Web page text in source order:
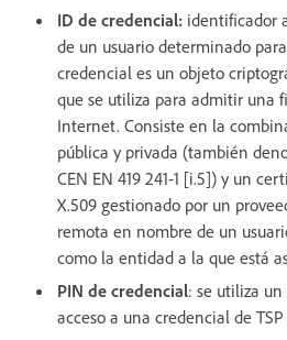
ID de credencial: identificador
de un usuario determinado
credencial es un objeto
que se utiliza para admitir una
Internet. Consiste en la
pública y privada (también
CEN EN 419 241-1 [i.5]) y un
X.509 gestionado por un
remota en nombre de un
como la entidad a la que está
PIN de credencial: se utiliza
acceso a una credencial de